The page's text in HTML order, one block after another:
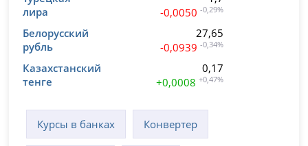
лира
-0,0050 -0,29%
Белорусский
рубль
27,65
-0,0939 -0,34%
Казахстанский
тенге
0,17
+0,0008 +0,47%
Курсы в банках Конвертер